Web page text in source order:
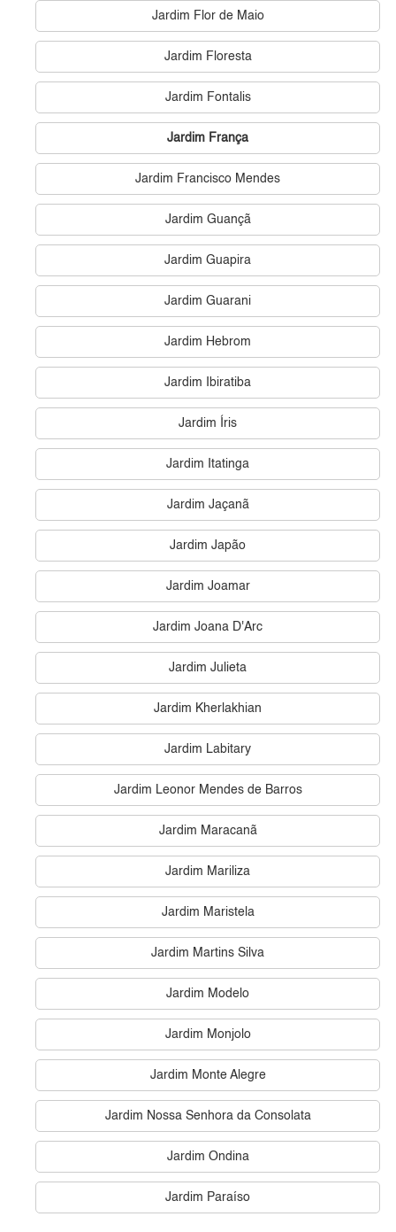
Jardim Flor de Maio
Jardim Floresta
Jardim Fontalis
Jardim França
Jardim Francisco Mendes
Jardim Guançã
Jardim Guapira
Jardim Guarani
Jardim Hebrom
Jardim Ibiratiba
Jardim Íris
Jardim Itatinga
Jardim Jaçanã
Jardim Japão
Jardim Joamar
Jardim Joana D'Arc
Jardim Julieta
Jardim Kherlakhian
Jardim Labitary
Jardim Leonor Mendes de Barros
Jardim Maracanã
Jardim Mariliza
Jardim Maristela
Jardim Martins Silva
Jardim Modelo
Jardim Monjolo
Jardim Monte Alegre
Jardim Nossa Senhora da Consolata
Jardim Ondina
Jardim Paraíso